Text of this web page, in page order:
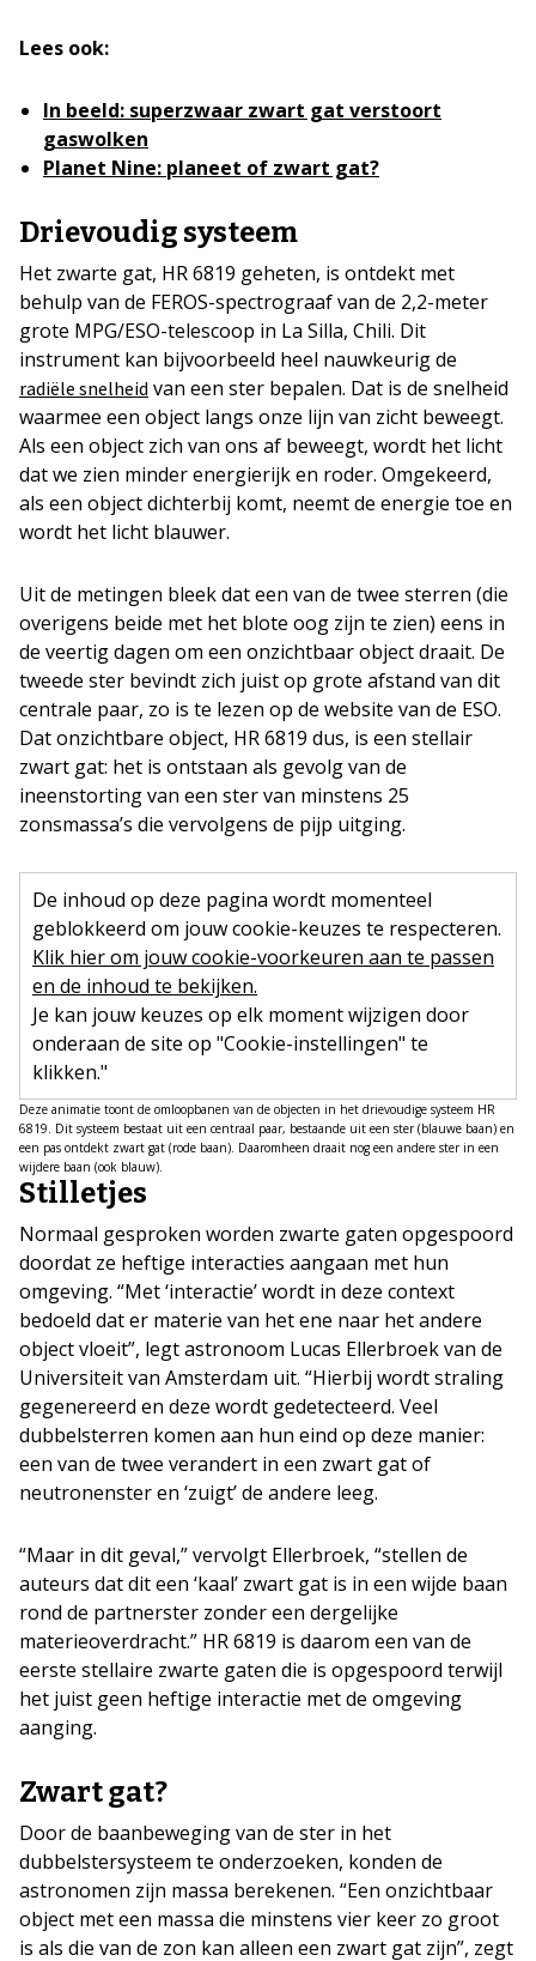
Lees ook:
In beeld: superzwaar zwart gat verstoort
gaswolken
Planet Nine: planeet of zwart gat?
Drievoudig systeem
Het zwarte gat, HR 6819 geheten, is ontdekt met
behulp van de FEROS-spectrograaf van de 2,2-meter
grote MPG/ESO-telescoop in La Silla, Chili. Dit
instrument kan bijvoorbeeld heel nauwkeurig de
radiële snelheid van een ster bepalen. Dat is de snelheid
waarmee een object langs onze lijn van zicht beweegt.
Als een object zich van ons af beweegt, wordt het licht
dat we zien minder energierijk en roder. Omgekeerd,
als een object dichterbij komt, neemt de energie toe en
wordt het licht blauwer.
Uit de metingen bleek dat een van de twee sterren (die
overigens beide met het blote oog zijn te zien) eens in
de veertig dagen om een onzichtbaar object draait. De
tweede ster bevindt zich juist op grote afstand van dit
centrale paar, zo is te lezen op de website van de ESO.
Dat onzichtbare object, HR 6819 dus, is een stellair
zwart gat: het is ontstaan als gevolg van de
ineenstorting van een ster van minstens 25
zonsmassa’s die vervolgens de pijp uitging.
De inhoud op deze pagina wordt momenteel
geblokkeerd om jouw cookie-keuzes te respecteren.
Klik hier om jouw cookie-voorkeuren aan te passen
en de inhoud te bekijken.
Je kan jouw keuzes op elk moment wijzigen door
onderaan de site op "Cookie-instellingen" te
klikken."
Deze animatie toont de omloopbanen van de objecten in het drievoudige systeem HR
6819. Dit systeem bestaat uit een centraal paar, bestaande uit een ster (blauwe baan) en
een pas ontdekt zwart gat (rode baan). Daaromheen draait nog een andere ster in een
wijdere baan (ook blauw).
Stilletjes
Normaal gesproken worden zwarte gaten opgespoord
doordat ze heftige interacties aangaan met hun
omgeving. “Met ‘interactie’ wordt in deze context
bedoeld dat er materie van het ene naar het andere
object vloeit”, legt astronoom Lucas Ellerbroek van de
Universiteit van Amsterdam uit. “Hierbij wordt straling
gegenereerd en deze wordt gedetecteerd. Veel
dubbelsterren komen aan hun eind op deze manier:
een van de twee verandert in een zwart gat of
neutronenster en ‘zuigt’ de andere leeg.
“Maar in dit geval,” vervolgt Ellerbroek, “stellen de
auteurs dat dit een ‘kaal’ zwart gat is in een wijde baan
rond de partnerster zonder een dergelijke
materieoverdracht.” HR 6819 is daarom een van de
eerste stellaire zwarte gaten die is opgespoord terwijl
het juist geen heftige interactie met de omgeving
aanging.
Zwart gat?
Door de baanbeweging van de ster in het
dubbelstersysteem te onderzoeken, konden de
astronomen zijn massa berekenen. “Een onzichtbaar
object met een massa die minstens vier keer zo groot
is als die van de zon kan alleen een zwart gat zijn”, zegt